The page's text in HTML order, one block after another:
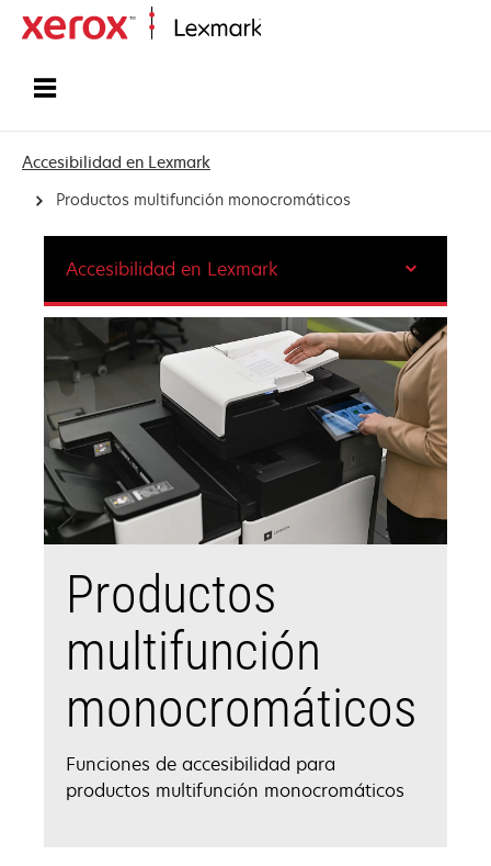
Accesibilidad en Lexmark
Productos multifunción monocromáticos
Productos
multifunción
monocromáticos
Funciones de accesibilidad para
productos multifunción monocromáticos
Accesibilidad en Lexmark